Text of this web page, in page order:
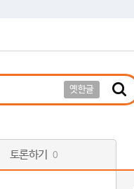
옛한글
토론하기 0